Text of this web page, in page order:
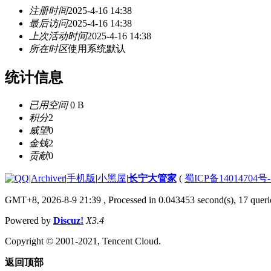
注册时间2025-4-16 14:38
最后访问2025-4-16 14:38
上次活动时间2025-4-16 14:38
所在时区使用系统默认
统计信息
已用空间0 B
积分2
威望0
金钱2
贡献0
|Archiver|手机版|小黑屋|长宁大管家 ( 蜀ICP备14014704号-
GMT+8, 2026-8-9 21:39 , Processed in 0.043453 second(s), 17
Powered by Discuz! X3.4
Copyright © 2001-2021, Tencent Cloud.
返回顶部